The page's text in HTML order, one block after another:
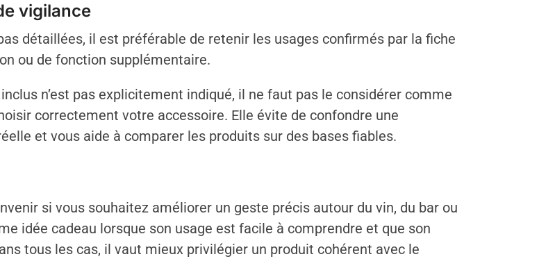
vigilance
détaillées, il est préférable de retenir les usages confirmés par la fiche
ou de fonction supplémentaire.
n’est pas explicitement indiqué, il ne faut pas le considérer comme
correctement votre accessoire. Elle évite de confondre une
et vous aide à comparer les produits sur des bases fiables.
si vous souhaitez améliorer un geste précis autour du vin, du bar ou
idée cadeau lorsque son usage est facile à comprendre et que son
tous les cas, il vaut mieux privilégier un produit cohérent avec le